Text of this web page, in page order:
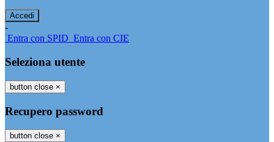
-
Entra con SPID Entra con CIE
Seleziona utente
button close ×
Recupero password
button close ×